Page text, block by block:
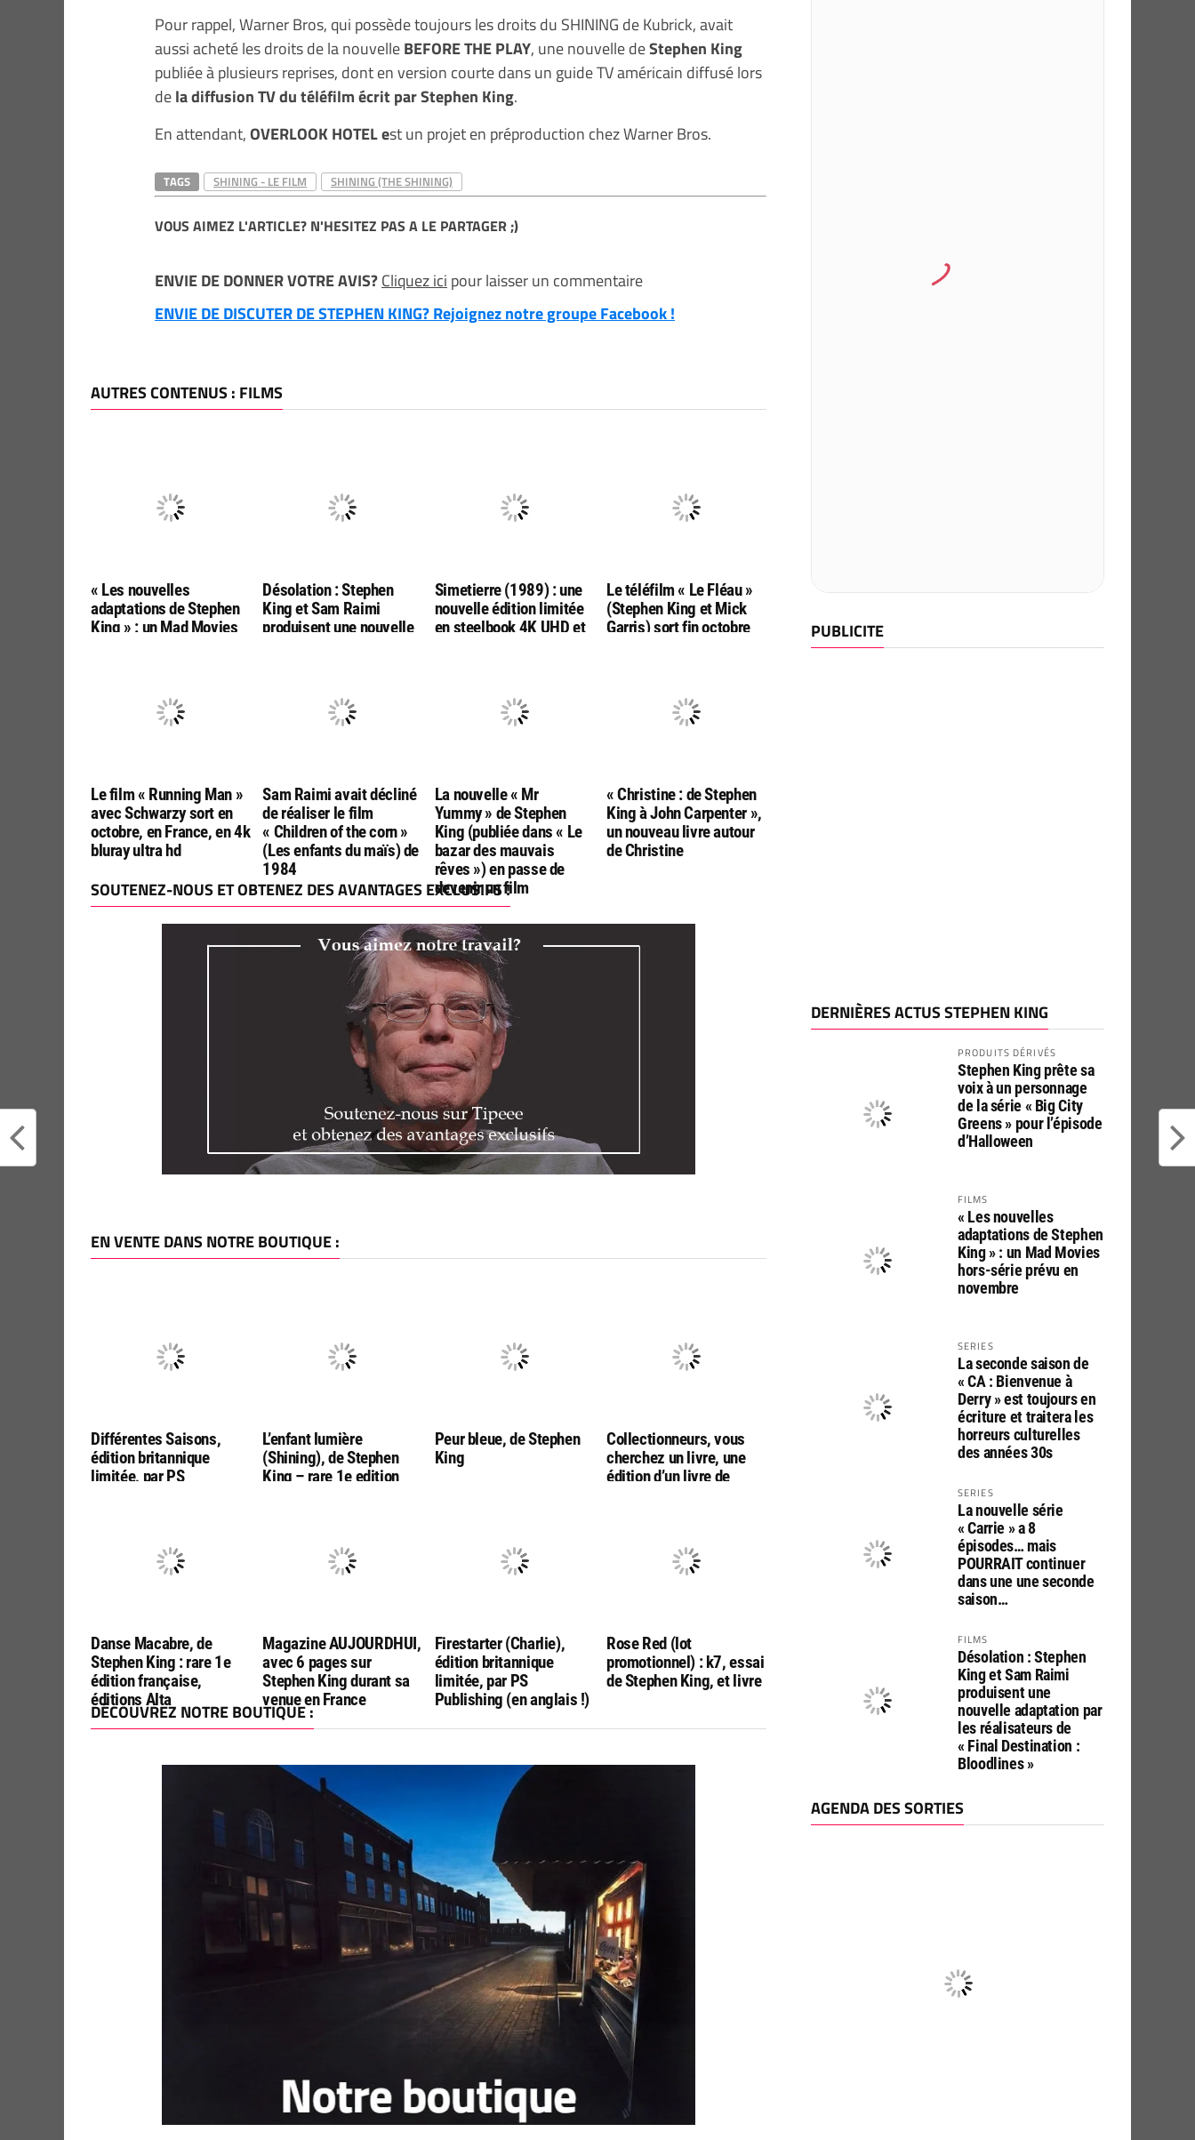
Pour rappel, Warner Bros, qui possède toujours les droits du SHINING de Kubrick, avait
aussi acheté les droits de la nouvelleBEFORE THE PLAY, une nouvelle deStephen King
publiée à plusieurs reprises, dont en version courte dans un guide TV américain diffusé lors
dela diffusion TV du téléfilm écrit par Stephen King.
En attendant,OVERLOOK HOTEL est un projet en préproduction chez Warner Bros.
TAGS SHINING - LE FILM SHINING (THE SHINING)
VOUS AIMEZ L'ARTICLE? N'HESITEZ PAS A LE PARTAGER ;)
ENVIE DE DONNER VOTRE AVIS?Cliquez ici pour laisser un commentaire
ENVIE DE DISCUTER DE STEPHEN KING? Rejoignez notre groupe Facebook !
AUTRES CONTENUS : FILMS
« Les nouvelles
adaptations de Stephen
King » : un Mad Movies
Désolation : Stephen
King et Sam Raimi
produisent une nouvelle
Bloodlines »
Simetierre (1989) : une
nouvelle édition limitée
en steelbook 4K UHD et
Le téléfilm « Le Fléau »
(Stephen King et Mick
Garris) sort fin octobre
Le film « Running Man »
avec Schwarzy sort en
octobre, en France, en 4k
bluray ultra hd
Sam Raimi avait décliné
de réaliser le film
« Children of the corn »
(Les enfants du maïs) de
1984
La nouvelle « Mr
Yummy » de Stephen
King (publiée dans « Le
bazar des mauvais
rêves ») en passe de
devenir un film
« Christine : de Stephen
King à John Carpenter »,
un nouveau livre autour
de Christine
SOUTENEZ-NOUS ET OBTENEZ DES AVANTAGES EXCLUSIFS !
EN VENTE DANS NOTRE BOUTIQUE :
Différentes Saisons,
édition britannique
limitée, par PS
L’enfant lumière
(Shining), de Stephen
King – rare 1e edition
Peur bleue, de Stephen
King
Collectionneurs, vous
cherchez un livre, une
édition d’un livre de
Danse Macabre, de
Stephen King : rare 1e
édition française,
éditions Alta
Magazine AUJOURDHUI,
avec 6 pages sur
Stephen King durant sa
venue en France
Firestarter (Charlie),
édition britannique
limitée, par PS
Publishing (en anglais !)
Rose Red (lot
promotionnel) : k7, essai
de Stephen King, et livre
DÉCOUVREZ NOTRE BOUTIQUE :
PUBLICITE
DERNIÈRES ACTUS STEPHEN KING
PRODUITS DÉRIVÉS
Stephen King prête sa
voix à un personnage
de la série « Big City
Greens » pour l’épisode
d’Halloween
FILMS
« Les nouvelles
adaptations de Stephen
King » : un Mad Movies
hors-série prévu en
novembre
SERIES
La seconde saison de
« CA : Bienvenue à
Derry » est toujours en
écriture et traitera les
horreurs culturelles
des années 30s
SERIES
La nouvelle série
« Carrie » a 8
épisodes… mais
POURRAIT continuer
dans une une seconde
saison…
FILMS
Désolation : Stephen
King et Sam Raimi
produisent une
nouvelle adaptation par
les réalisateurs de
« Final Destination :
Bloodlines »
AGENDA DES SORTIES